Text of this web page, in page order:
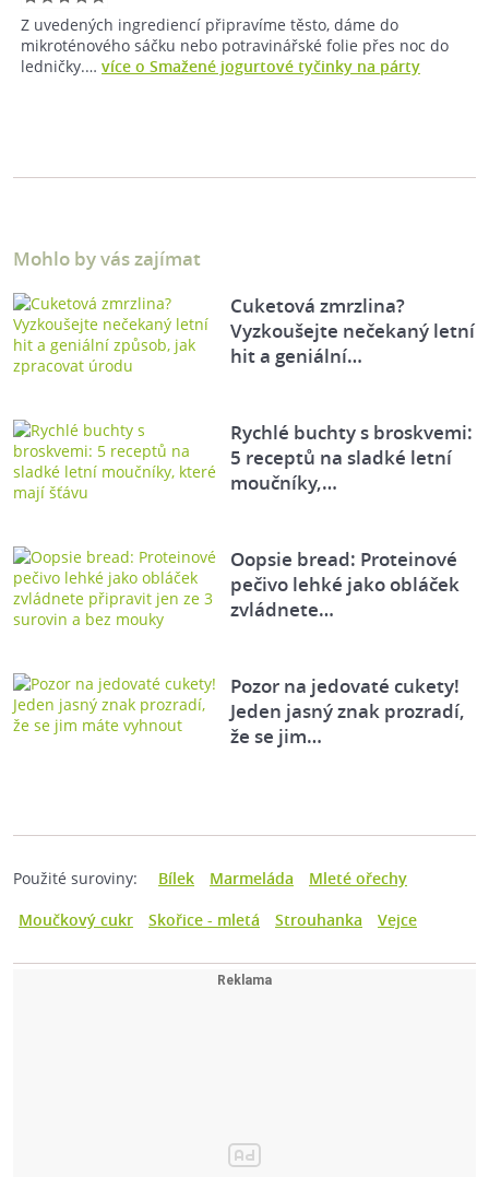
Z uvedených ingrediencí připravíme těsto, dáme do
mikroténového sáčku nebo potravinářské folie přes noc do
ledničky.… více o Smažené jogurtové tyčinky na párty
Mohlo by vás zajímat
Cuketová zmrzlina?
Vyzkoušejte nečekaný letní
hit a geniální…
Rychlé buchty s broskvemi:
5 receptů na sladké letní
moučníky,…
Oopsie bread: Proteinové
pečivo lehké jako obláček
zvládnete…
Pozor na jedovaté cukety!
Jeden jasný znak prozradí,
že se jim…
Použité suroviny: Bílek Marmeláda
Mleté ořechy
Moučkový cukr
Skořice - mletá Strouhanka Vejce